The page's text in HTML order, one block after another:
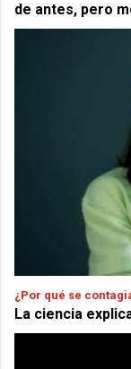
de antes, pero
¿Por qué se
La ciencia